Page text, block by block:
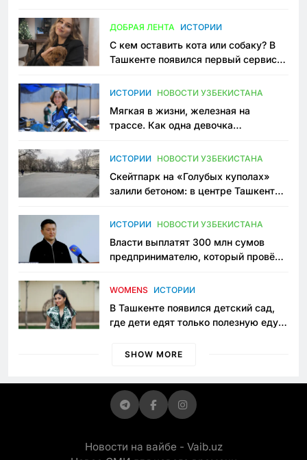
ДОБРАЯ ЛЕНТА ИСТОРИИ
С кем оставить кота или собаку? В
Ташкенте появился первый сервис
ИСТОРИИ НОВОСТИ УЗБЕКИСТАНА
Мягкая в жизни, железная на
трассе. Как одна девочка
Узбекистане
ИСТОРИИ НОВОСТИ УЗБЕКИСТАНА
Скейтпарк на «Голубых куполах»
залили бетоном: в центре Ташкента
пространство
ИСТОРИИ НОВОСТИ УЗБЕКИСТАНА
Власти выплатят 300 млн сумов
предпринимателю, который провёл
приговору
WOMENS ИСТОРИИ
В Ташкенте появился детский сад,
где дети едят только полезную еду.
просить «кашу без сахара»
SHOW MORE
Новости на вайбе - Vaib.uz